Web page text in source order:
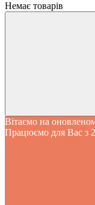
Немає товарів
Вітаємо на
Працюємо для Вас з